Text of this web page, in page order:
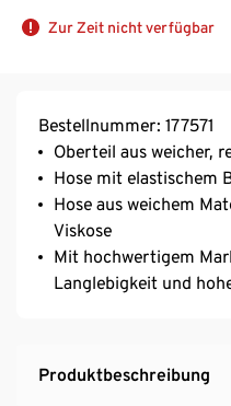
Zur Zeit nicht verfügbar
Bestellnummer: 177571
Oberteil aus weicher,
Hose mit elastischem
Hose aus weichem
Viskose
Mit hochwertigem
Langlebigkeit und
Produktbeschreibung